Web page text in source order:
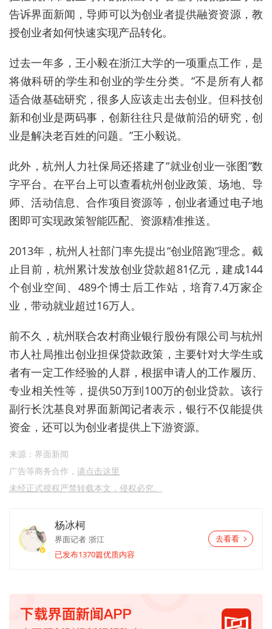
告诉界面新闻，导师可以为创业者提供融资资源，教
授创业者如何快速实现产品转化。
过去一年多，王小毅在浙江大学的一项重点工作，是
将做科研的学生和创业的学生分类。“不是所有人都
适合做基础研究，很多人应该走出去创业。但科技创
新和创业是两码事，创新往往只是做前沿的研究，创
业是解决老百姓的问题。”王小毅说。
此外，杭州人力社保局还搭建了“就业创业一张图”数
字平台。在平台上可以查看杭州创业政策、场地、导
师、活动信息、合作项目资源等，创业者通过电子地
图即可实现政策智能匹配、资源精准推送。
2013年，杭州人社部门率先提出“创业陪跑”理念。截
止目前，杭州累计发放创业贷款超81亿元，建成144
个创业空间、489个博士后工作站，培育7.4万家企
业，带动就业超过16万人。
前不久，杭州联合农村商业银行股份有限公司与杭州
市人社局推出创业担保贷款政策，主要针对大学生或
者有一定工作经验的人群，根据申请人的工作履历、
专业相关性等，提供50万到100万的创业贷款。该行
副行长沈基良对界面新闻记者表示，银行不仅能提供
资金，还可以为创业者提供上下游资源。
来源：界面新闻
广告等商务合作， 请点击这里
未经正式授权严禁转载本文，侵权必究。
杨冰柯
界面记者 浙江
已发布1370篇优质内容
去看看